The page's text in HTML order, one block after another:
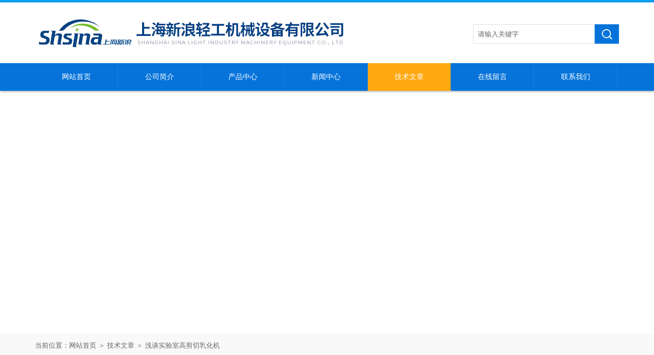
网站首页 公司简介 产品中心 新闻中心 技术文章 在线留言 联系我们
当前位置： 网站首页 ＞ 技术文章 ＞ 浅谈实验室高剪切乳化机